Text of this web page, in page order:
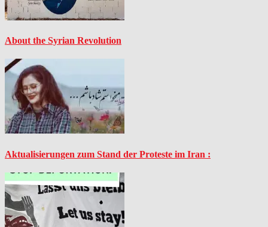
About the Syrian Revolution
Aktualisierungen zum Stand der Proteste im Iran :